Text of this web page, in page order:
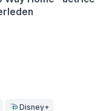
Disney+